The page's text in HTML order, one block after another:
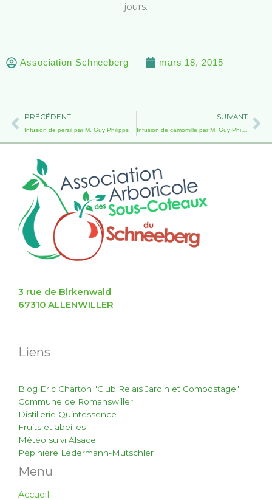
jours.
Association Schneeberg mars 18, 2015
Précédent
PRÉCÉDENT
Infusion de persil par M. Guy Philipps
SUIVANT
Infusion de camomille par M. Guy Philipps
3 rue de Birkenwald
67310 ALLENWILLER
Liens
Blog Eric Charton "Club Relais Jardin et Compostage"
Commune de Romanswiller
Distillerie Quintessence
Fruits et abeilles
Météo suivi Alsace
Pépinière Ledermann-Mutschler
Menu
Accueil